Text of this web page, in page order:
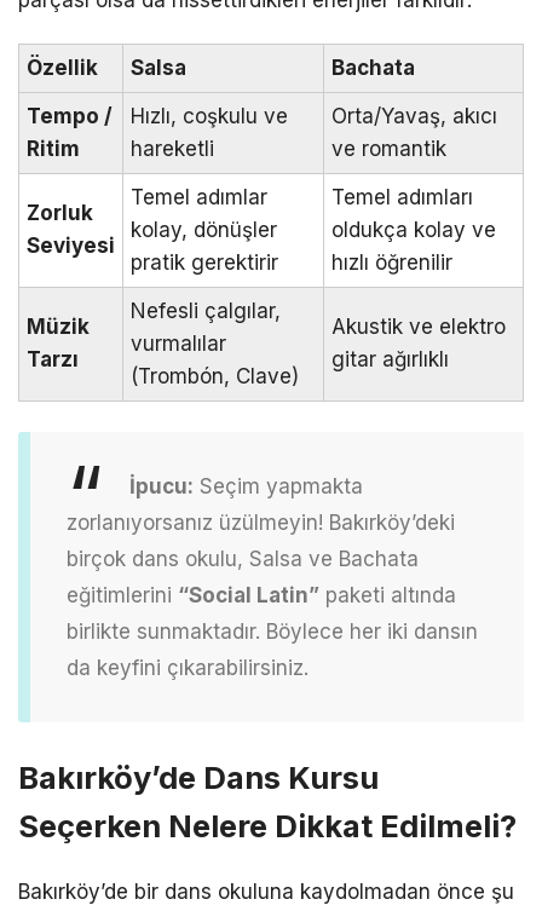
Özellik Salsa
Bachata
Tempo /
Ritim
Hızlı, coşkulu ve
hareketli
Orta/Yavaş, akıcı
ve romantik
Zorluk
Seviyesi
Temel adımlar
kolay, dönüşler
pratik gerektirir
Temel adımları
oldukça kolay ve
hızlı öğrenilir
Müzik
Tarzı
Nefesli çalgılar,
vurmalılar
(Trombón, Clave)
Akustik ve elektro
gitar ağırlıklı
İpucu: Seçim yapmakta
zorlanıyorsanız üzülmeyin! Bakırköy’deki
birçok dans okulu, Salsa ve Bachata
eğitimlerini “Social Latin” paketi altında
birlikte sunmaktadır. Böylece her iki dansın
da keyfini çıkarabilirsiniz.
Bakırköy’de Dans Kursu
Seçerken Nelere Dikkat Edilmeli?
Bakırköy’de bir dans okuluna kaydolmadan önce şu